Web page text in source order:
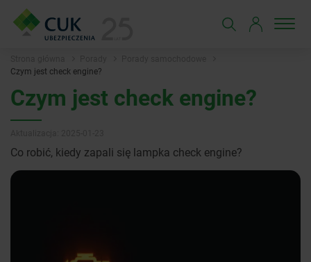
Czym jest check engine?
Czym jest check engine?
Co robić, kiedy zapali się lampka check engine?